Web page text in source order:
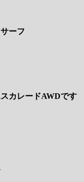
ーフ
カレードAWDです